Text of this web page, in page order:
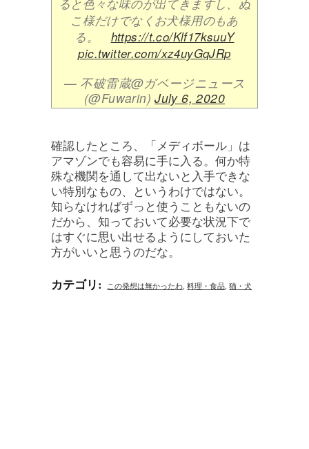
ると色々な味のが出てきますし、ぬ
こ様だけでなくお犬様用のもあ
る。 https://t.co/Klf17ksuuY
pic.twitter.com/xz4uyGqJRp
— 不破雷蔵@ガベージニュース
(@Fuwarin)July 6, 2020
確認したところ、「メディボール」は
アマゾンでも容易に手に入る。何か特
殊な機関を通して出ないと入手できな
い特別なもの、というわけではない。
知らなければずっと使うこともないの
だから、知っておいて必要な状況下で
はすぐに思い出せるようにしておいた
方がいいと思うのだな。
カテゴリ: この発想は無かったわ, 料理・食品, 猫・犬